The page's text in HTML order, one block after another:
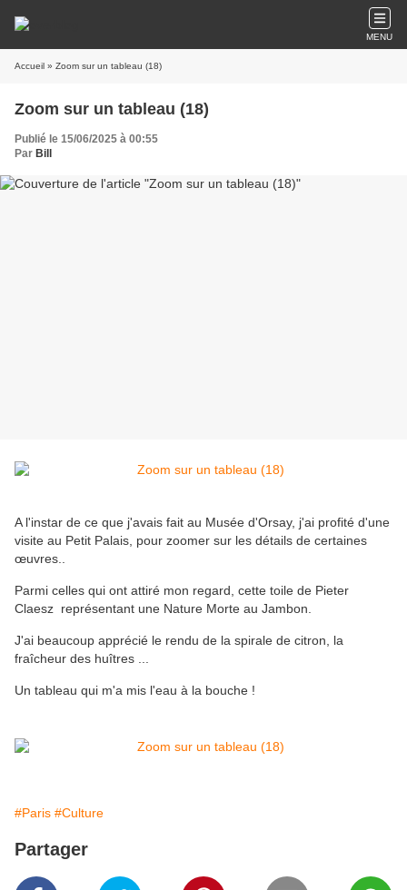
MENU
Accueil » Zoom sur un tableau (18)
Zoom sur un tableau (18)
Publié le 15/06/2025 à 00:55
Par Bill
A l'instar de ce que j'avais fait au Musée d'Orsay, j'ai profité d'une
visite au Petit Palais, pour zoomer sur les détails de certaines
œuvres.
Parmi celles qui ont attiré mon regard, cette toile de Pieter
Claesz représentant une Nature Morte au Jambon.
J'ai beaucoup apprécié le rendu de la spirale de citron, la
fraîcheur des huîtres ...
Un tableau qui m'a mis l'eau à la bouche !
#Paris #Culture
Partager